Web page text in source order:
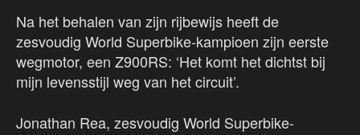
Na het behalen van zijn rijbewijs heeft de
zesvoudig World Superbike-kampioen zijn eerste
wegmotor, een Z900RS: ‘Het komt het dichtst bij
mijn levensstijl weg van het circuit’.
Jonathan Rea, zesvoudig World Superbike-